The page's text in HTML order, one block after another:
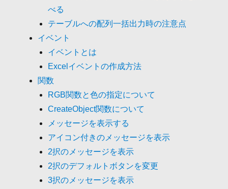
べる
テーブルへの配列一括出力時の注意点
イベント
イベントとは
Excelイベントの作成方法
関数
RGB関数と色の指定について
CreateObject関数について
メッセージを表示する
アイコン付きのメッセージを表示
2択のメッセージを表示
2択のデフォルトボタンを変更
3択のメッセージを表示